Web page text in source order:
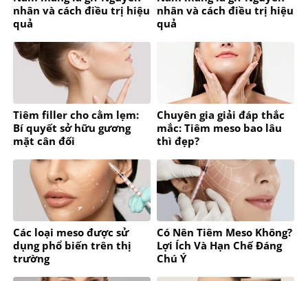
nhân và cách điều trị hiệu
quả
nhân và cách điều trị hiệu
quả
Tiêm filler cho cằm lẹm:
Bí quyết sở hữu gương
mặt cân đối
Chuyên gia giải đáp thắc
mắc: Tiêm meso bao lâu
thì đẹp?
Các loại meso được sử
dụng phổ biến trên thị
trường
Có Nên Tiêm Meso Không?
Lợi Ích Và Hạn Chế Đáng
Chú Ý